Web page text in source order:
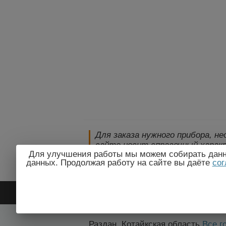
Для заказа нужного прибора,
сайте носит справочный
технические параметры и
уведомления!
2009-2026 ©
Для улучшения работы мы можем собирать
данных. Продолжая работу на сайте вы даёте